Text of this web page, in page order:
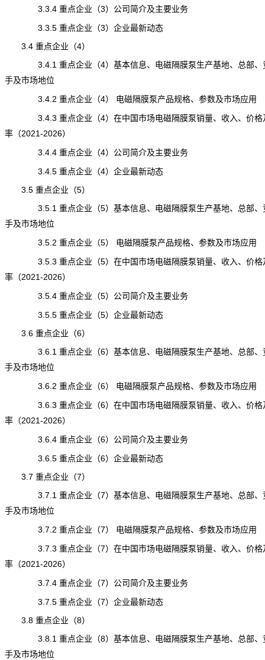
3.3.4 重点企业（3）公司简介及主要业务
3.3.5 重点企业（3）企业最新动态
3.4 重点企业（4）
3.4.1 重点企业（4）基本信息、电磁隔膜泵生产基地、总部、
手及市场地位
3.4.2 重点企业（4） 电磁隔膜泵产品规格、参数及市场应用
3.4.3 重点企业（4）在中国市场电磁隔膜泵销量、收入、价格
率（2021-2026）
3.4.4 重点企业（4）公司简介及主要业务
3.4.5 重点企业（4）企业最新动态
3.5 重点企业（5）
3.5.1 重点企业（5）基本信息、电磁隔膜泵生产基地、总部、
手及市场地位
3.5.2 重点企业（5） 电磁隔膜泵产品规格、参数及市场应用
3.5.3 重点企业（5）在中国市场电磁隔膜泵销量、收入、价格
率（2021-2026）
3.5.4 重点企业（5）公司简介及主要业务
3.5.5 重点企业（5）企业最新动态
3.6 重点企业（6）
3.6.1 重点企业（6）基本信息、电磁隔膜泵生产基地、总部、
手及市场地位
3.6.2 重点企业（6） 电磁隔膜泵产品规格、参数及市场应用
3.6.3 重点企业（6）在中国市场电磁隔膜泵销量、收入、价格
率（2021-2026）
3.6.4 重点企业（6）公司简介及主要业务
3.6.5 重点企业（6）企业最新动态
3.7 重点企业（7）
3.7.1 重点企业（7）基本信息、电磁隔膜泵生产基地、总部、
手及市场地位
3.7.2 重点企业（7） 电磁隔膜泵产品规格、参数及市场应用
3.7.3 重点企业（7）在中国市场电磁隔膜泵销量、收入、价格
率（2021-2026）
3.7.4 重点企业（7）公司简介及主要业务
3.7.5 重点企业（7）企业最新动态
3.8 重点企业（8）
3.8.1 重点企业（8）基本信息、电磁隔膜泵生产基地、总部、
手及市场地位